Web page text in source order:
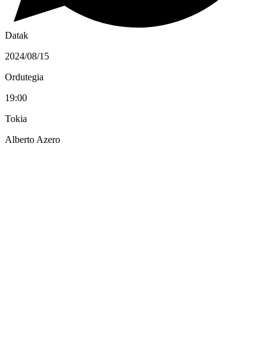
Datak
2024/08/15
Ordutegia
19:00
Tokia
Alberto Azero